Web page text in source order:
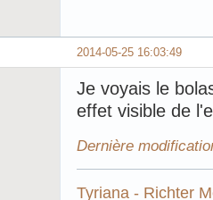
2014-05-25 16:03:49
Je voyais le
effet visible de
Dernière
Tyriana - Richter